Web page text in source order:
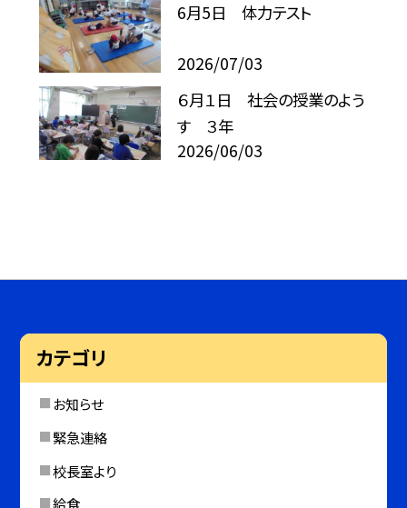
6月5日 体力テスト
2026/07/03
６月１日 社会の授業のよう
す ３年
2026/06/03
カテゴリ
お知らせ
緊急連絡
校長室より
給食